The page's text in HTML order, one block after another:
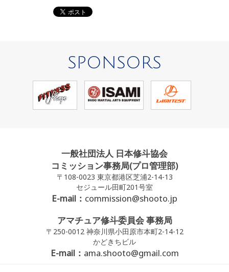
SPONSORS
一般社団法人 日本修斗協会
コミッション事務局(プロ管理部)
〒108-0023 東京都港区芝浦2-14-13
セジュール田町201号室
E-mail： commission@shooto.jp
アマチュア修斗委員会 事務局
〒250-0012 神奈川県小田原市本町2-14-12
かどきちビル
E-mail： ama.shooto@gmail.com